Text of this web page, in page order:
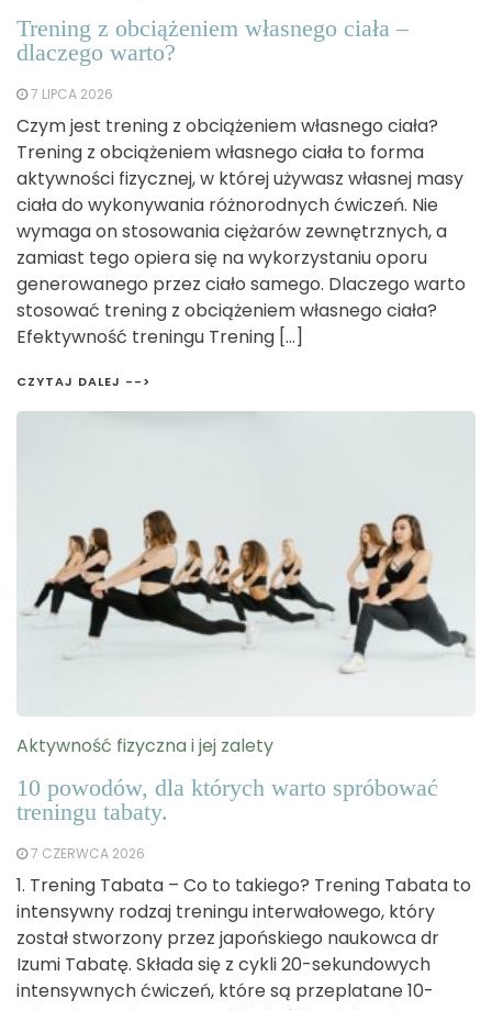
Trening z obciążeniem własnego ciała –
dlaczego warto?
7 LIPCA 2026
Czym jest trening z obciążeniem własnego ciała?
Trening z obciążeniem własnego ciała to forma
aktywności fizycznej, w której używasz własnej masy
ciała do wykonywania różnorodnych ćwiczeń. Nie
wymaga on stosowania ciężarów zewnętrznych, a
zamiast tego opiera się na wykorzystaniu oporu
generowanego przez ciało samego. Dlaczego warto
stosować trening z obciążeniem własnego ciała?
Efektywność treningu Trening […]
CZYTAJ DALEJ -->
Aktywność fizyczna i jej zalety
10 powodów, dla których warto spróbować
treningu tabaty.
7 CZERWCA 2026
1. Trening Tabata – Co to takiego? Trening Tabata to
intensywny rodzaj treningu interwałowego, który
został stworzony przez japońskiego naukowca dr
Izumi Tabatę. Składa się z cykli 20-sekundowych
intensywnych ćwiczeń, które są przeplatane 10-